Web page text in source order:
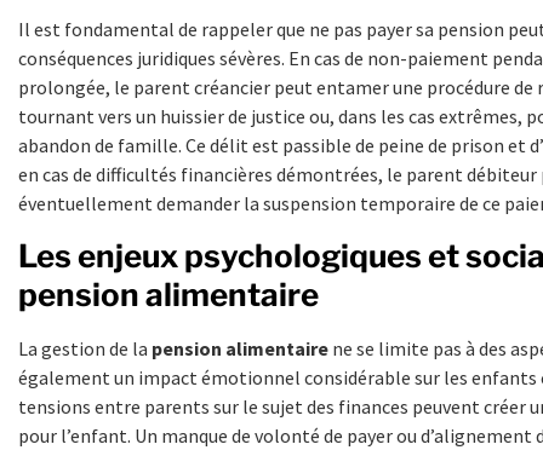
Il est fondamental de rappeler que ne pas payer sa pension
conséquences juridiques sévères. En cas de non-paiement
prolongée, le parent créancier peut entamer une procédure de
tournant vers un huissier de justice ou, dans les cas extrêmes,
abandon de famille. Ce délit est passible de peine de prison et
en cas de difficultés financières démontrées, le parent débiteur
éventuellement demander la suspension temporaire de ce
Les enjeux psychologiques et
pension alimentaire
La gestion de la pension alimentaire ne se limite pas à des
également un impact émotionnel considérable sur les enfants
tensions entre parents sur le sujet des finances peuvent créer
pour l’enfant. Un manque de volonté de payer ou d’alignement